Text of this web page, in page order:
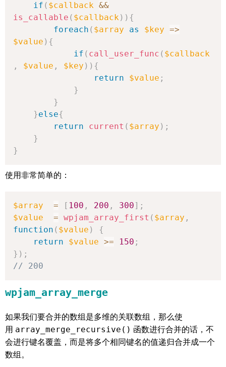
if ( $callback &&
is_callable ( $callback) ) {
foreach ( $array as $key =>
$value ) {
if ( call_user_func ( $callback
,
$value , $key ) ) {
return
$value ;
}
}
}else{
return
current ( $array ) ;
}
}
使用非常简单的：
$array = [ 100 , 200 , 300] ;
$value
= wpjam_array_first ( $array ,
function ( $value )
{
return
$value >= 150 ;
} ) ;
// 200
wpjam_array_merge
如果我们要合并的数组是多维的关联数组，那么使
用 array_merge_recursive() 函数进行合并的话，不
会进行键名覆盖，而是将多个相同键名的值递归合并成一个
数组。